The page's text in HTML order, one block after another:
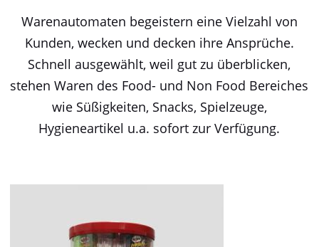
Warenautomaten begeistern eine Vielzahl von
Kunden, wecken und decken ihre Ansprüche.
Schnell ausgewählt, weil gut zu überblicken,
stehen Waren des Food- und Non Food Bereiches
wie Süßigkeiten, Snacks, Spielzeuge,
Hygieneartikel u.a. sofort zur Verfügung.